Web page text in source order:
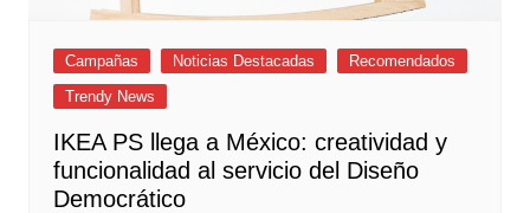
Campañas Noticias Destacadas
Recomendados
Trendy News
IKEA PS llega a México: creatividad y
funcionalidad al servicio del Diseño
Democrático